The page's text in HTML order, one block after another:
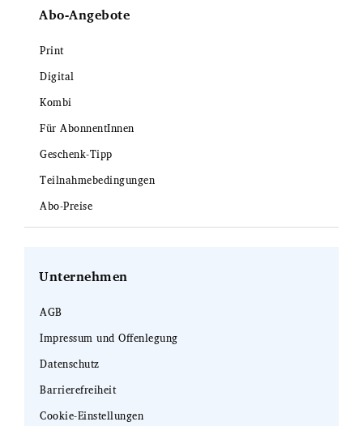
Abo-Angebote
Print
Digital
Kombi
Für AbonnentInnen
Geschenk-Tipp
Teilnahmebedingungen
Abo-Preise
Unternehmen
AGB
Impressum und Offenlegung
Datenschutz
Barrierefreiheit
Cookie-Einstellungen